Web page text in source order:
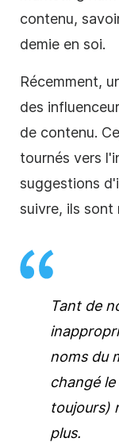
contenu,
demie en soi.
Récemment,
des
de contenu.
tournés vers
suggestions
suivre, ils sont
Tant de
noms du
changé
toujours)
plus.